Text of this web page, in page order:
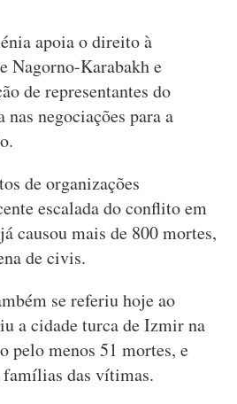
apoia o direito à
Nagorno-Karabakh e
de representantes do
negociações para a
de organizações
escalada do conflito em
causou mais de 800 mortes,
de civis.
se referiu hoje ao
a cidade turca de Izmir na
pelo menos 51 mortes, e
famílias das vítimas.